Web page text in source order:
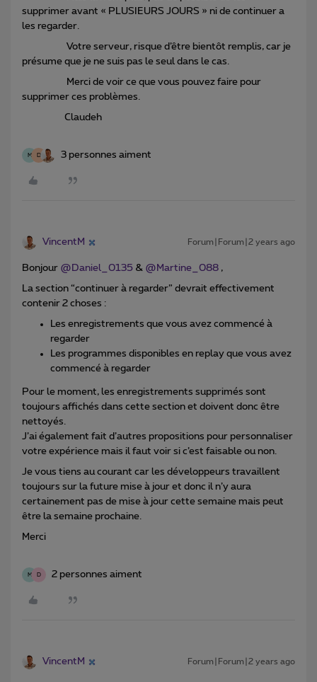
supprimer avant « PLUSIEURS JOURS » ni de continuer a
les regarder.
Votre serveur, risque d’être bientôt remplis, car je
présume que je ne suis pas le seul dans le cas.
Merci de voir ce que vous pouvez faire pour
supprimer ces problèmes.
Claudeh
M D 3 personnes aiment
VincentM Forum|Forum|2 years ago
Bonjour @Daniel_0135 & @Martine_088 ,
La section “continuer à regarder” devrait effectivement
contenir 2 choses :
Les enregistrements que vous avez commencé à
regarder
Les programmes disponibles en replay que vous avez
commencé à regarder
Pour le moment, les enregistrements supprimés sont
toujours affichés dans cette section et doivent donc être
nettoyés.
J’ai également fait d’autres propositions pour personnaliser
votre expérience mais il faut voir si c’est faisable ou non.
Je vous tiens au courant car les développeurs travaillent
toujours sur la future mise à jour et donc il n’y aura
certainement pas de mise à jour cette semaine mais peut
être la semaine prochaine.
Merci
M D 2 personnes aiment
VincentM Forum|Forum|2 years ago